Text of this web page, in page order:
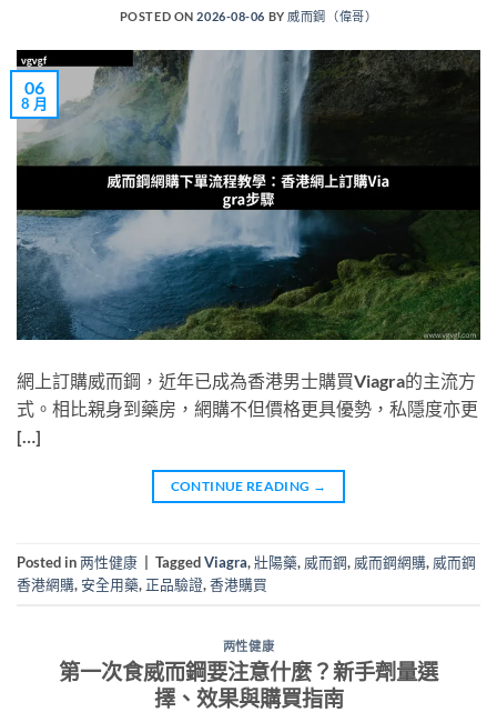
POSTED ON2026-08-06 BY 威而鋼（偉哥）
06
8 月
網上訂購威而鋼，近年已成為香港男士購買Viagra的主流方
式。相比親身到藥房，網購不但價格更具優勢，私隱度亦更
[…]
CONTINUE READING →
Posted in两性健康 TaggedViagra,壯陽藥, 威而鋼, 威而鋼網購, 威而鋼
香港網購,安全用藥, 正品驗證,香港購買
两性健康
第一次食威而鋼要注意什麼？新手劑量選
擇、效果與購買指南